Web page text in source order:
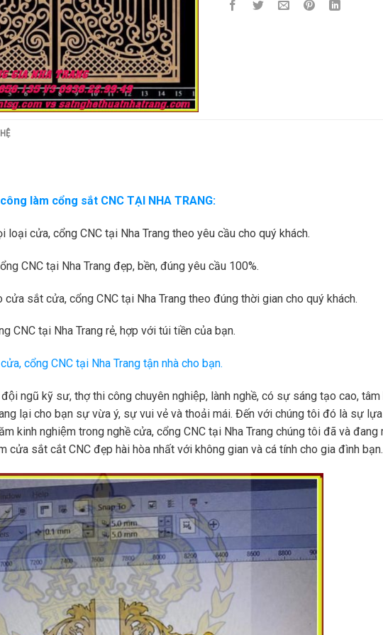
làm cổng sắt CNC TẠI NHA TRANG:
loại cửa, cổng CNC tại Nha Trang theo yêu cầu cho quý khách.
CNC tại Nha Trang đẹp, bền, đúng yêu cầu 100%.
cửa sắt cửa, cổng CNC tại Nha Trang theo đúng thời gian cho quý khách.
CNC tại Nha Trang rẻ, hợp với túi tiền của bạn.
cổng CNC tại Nha Trang tận nhà cho bạn.
ngũ kỹ sư, thợ thi công chuyên nghiệp, lành nghề, có sự sáng tạo cao, tâm
lại cho bạn sự vừa ý, sự vui vẻ và thoải mái. Đến với chúng tôi đó là sự
kinh nghiệm trong nghề cửa, cổng CNC tại Nha Trang chúng tôi đã và
cửa sắt cắt CNC đẹp hài hòa nhất với không gian và cá tính cho gia đình bạn.